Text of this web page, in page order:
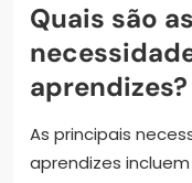
Quais são
aprendizes?
As principais
aprendizes